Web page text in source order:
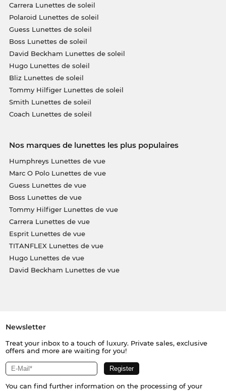
Carrera Lunettes de soleil
Polaroid Lunettes de soleil
Guess Lunettes de soleil
Boss Lunettes de soleil
David Beckham Lunettes de soleil
Hugo Lunettes de soleil
Bliz Lunettes de soleil
Tommy Hilfiger Lunettes de soleil
Smith Lunettes de soleil
Coach Lunettes de soleil
Nos marques de lunettes les plus populaires
Humphreys Lunettes de vue
Marc O Polo Lunettes de vue
Guess Lunettes de vue
Boss Lunettes de vue
Tommy Hilfiger Lunettes de vue
Carrera Lunettes de vue
Esprit Lunettes de vue
TITANFLEX Lunettes de vue
Hugo Lunettes de vue
David Beckham Lunettes de vue
Newsletter
Treat your inbox to a touch of luxury. Private sales, exclusive
offers and more are waiting for you!
You can find further information on the processing of your